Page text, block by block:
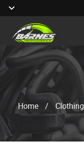
Home / Clothing